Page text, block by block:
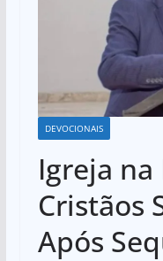
DEVOCIONAIS
Igreja
Cristãos
Após